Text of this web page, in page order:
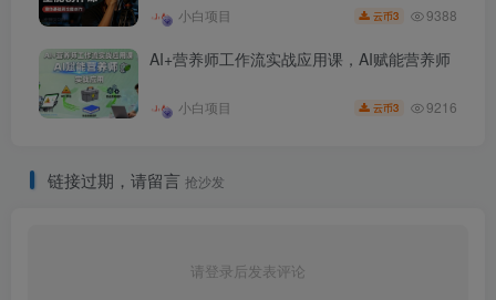
小白项目 云币3 9388
AI+营养师工作流实战应用课，AI赋能营养师
小白项目 云币3 9216
链接过期，请留言 抢沙发
请登录后发表评论